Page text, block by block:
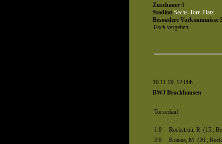
Zuschauer0
Stadion Sechs-Tore-Platz
Besondere Vorkommnisse
Tisch vergeben.
10.11.19, 12:00hSpiel 1182
BWJ Bruckhausen
Torverlauf
1:0
Rockstroh, R. (15.,
2:0
Krause, M. (20.,